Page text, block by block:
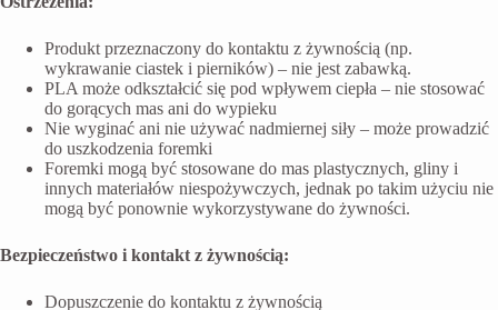
Produkt przeznaczony do kontaktu z żywnością (np.
wykrawanie ciastek i pierników) – nie jest zabawką.
PLA może odkształcić się pod wpływem ciepła – nie stosować
do gorących mas ani do wypieku
Nie wyginać ani nie używać nadmiernej siły – może prowadzić
do uszkodzenia foremki
Foremki mogą być stosowane do mas plastycznych, gliny i
innych materiałów niespożywczych, jednak po takim użyciu nie
mogą być ponownie wykorzystywane do żywności.
Bezpieczeństwo i kontakt z żywnością:
Dopuszczenie do kontaktu z żywnością